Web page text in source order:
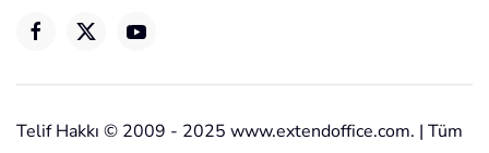
Telif Hakkı © 2009 - 2025 www.extendoffice.com. | Tüm